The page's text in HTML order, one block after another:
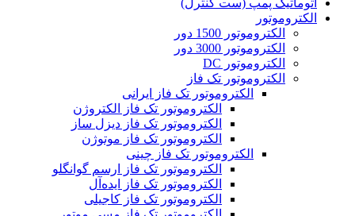
اتوماتیک پمپ (ست کنترل)
الکتروموتور
الکتروموتور 1500 دور
الکتروموتور 3000 دور
الکتروموتور DC
الکتروموتور تک فاز
الکتروموتور تک فاز ایرانی
الکتروموتور تک فاز الکتروژن
الکتروموتور تک فاز دیزل ساز
الکتروموتور تک فاز موتوژن
الکتروموتور تک فاز چینی
الکتروموتور تک فاز ارسم گوانگلو
الکتروموتور تک فاز ایده‌آل
الکتروموتور تک فاز کاجیلی